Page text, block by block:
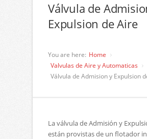
Válvula de
Expulsion de Aire
You are here: Home
Valvulas de Aire y Automaticas
Válvula de Admision y Expulsion
La válvula de Admisión y
están provistas de un flotador